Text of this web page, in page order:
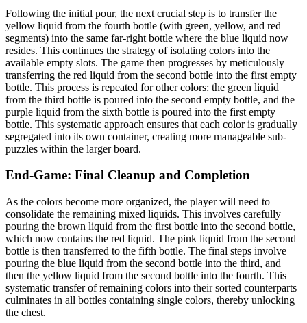
Following the initial pour, the next crucial step is to transfer the
yellow liquid from the fourth bottle (with green, yellow, and red
segments) into the same far-right bottle where the blue liquid now
resides. This continues the strategy of isolating colors into the
available empty slots. The game then progresses by meticulously
transferring the red liquid from the second bottle into the first empty
bottle. This process is repeated for other colors: the green liquid
from the third bottle is poured into the second empty bottle, and the
purple liquid from the sixth bottle is poured into the first empty
bottle. This systematic approach ensures that each color is gradually
segregated into its own container, creating more manageable sub-
puzzles within the larger board.
End-Game: Final Cleanup and Completion
As the colors become more organized, the player will need to
consolidate the remaining mixed liquids. This involves carefully
pouring the brown liquid from the first bottle into the second bottle,
which now contains the red liquid. The pink liquid from the second
bottle is then transferred to the fifth bottle. The final steps involve
pouring the blue liquid from the second bottle into the third, and
then the yellow liquid from the second bottle into the fourth. This
systematic transfer of remaining colors into their sorted counterparts
culminates in all bottles containing single colors, thereby unlocking
the chest.